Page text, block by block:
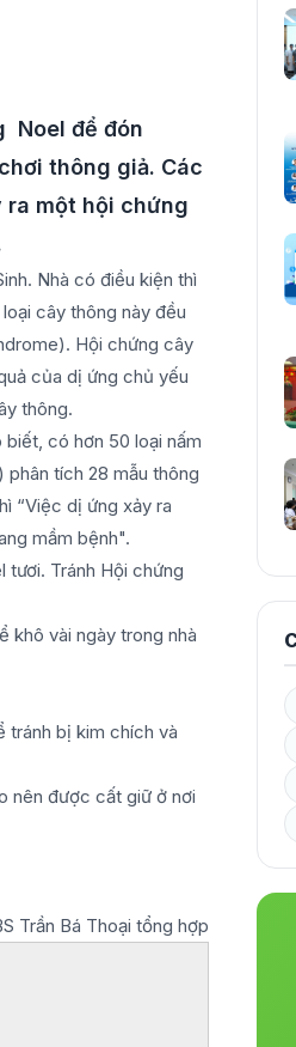
Noel để đón
thông giả. Các
ra một hội chứng
Nhà có điều kiện thì
cây thông này đều
Hội chứng cây
của dị ứng chủ yếu
thông.
có hơn 50 loại nấm
tích 28 mẫu thông
“Việc dị ứng xảy ra
mầm bệnh".
Tránh Hội chứng
khô vài ngày trong nhà
tránh bị kim chích và
nên được cất giữ ở nơi
Trần Bá Thoại tổng hợp